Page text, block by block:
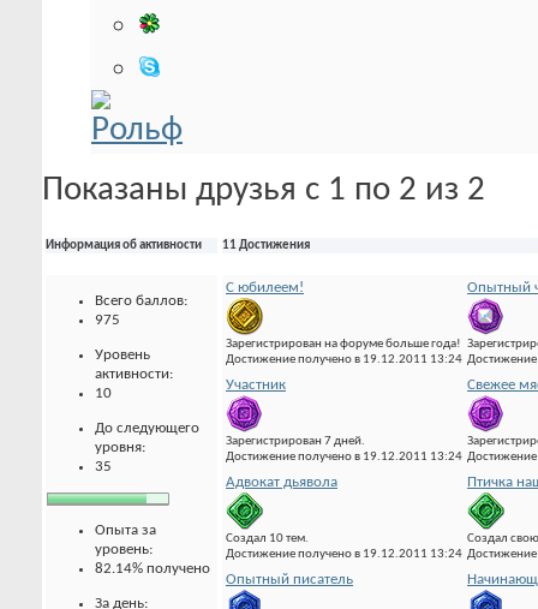
Показаны друзья с 1 по 2 из 2
Информация об активности
Всего баллов:
975
Уровень
активности:
10
До следующего
уровня:
35
Опыта за
уровень:
82.14% получено
За день:
11 Достижения
С юбилеем!
Зарегистрирован на форуме больше года!
Достижение получено в 19.12.2011 13:24
Опытный
Участник
Зарегистрирован 7 дней.
Достижение получено в 19.12.2011 13:24
Свежее
Адвокат дьявола
Создал 10 тем.
Достижение получено в 19.12.2011 13:24
Птичка
Создал
Опытный писатель